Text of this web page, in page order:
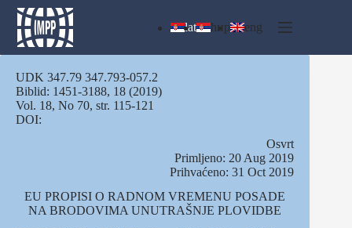
Skip
content
lat ћир eng
UDK 347.79 347.793-057.2
Biblid: 1451-3188, 18 (2019)
Vol. 18, No 70, str. 115-121
DOI:
Osvrt
Primljeno: 20 Aug 2019
Prihvaćeno: 31 Oct 2019
EU PROPISI O RADNOM VREMENU POSADE
NA BRODOVIMA UNUTRAŠNJE PLOVIDBE